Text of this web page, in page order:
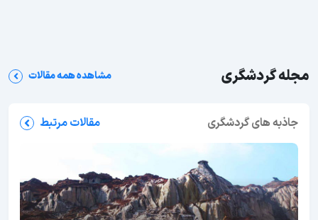
مجله گردشگری مشاهده همه مقالات
جاذبه های گردشگری مقالات مرتبط